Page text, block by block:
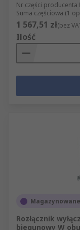
Nr części producenta
Suma częściowa (1
1 567,51 zł(bez
Ilość
Rozłącznik
biegunowy W